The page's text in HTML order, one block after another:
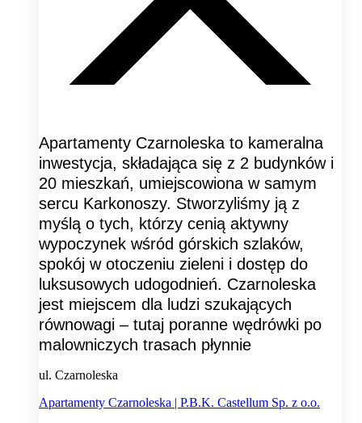
Apartamenty Czarnoleska to kameralna
inwestycja, składająca się z 2 budynków i
20 mieszkań, umiejscowiona w samym
sercu Karkonoszy. Stworzyliśmy ją z
myślą o tych, którzy cenią aktywny
wypoczynek wśród górskich szlaków,
spokój w otoczeniu zieleni i dostęp do
luksusowych udogodnień. Czarnoleska
jest miejscem dla ludzi szukających
równowagi – tutaj poranne wędrówki po
malowniczych trasach płynnie
ul. Czarnoleska
Apartamenty Czarnoleska | P.B.K. Castellum Sp. z o.o.